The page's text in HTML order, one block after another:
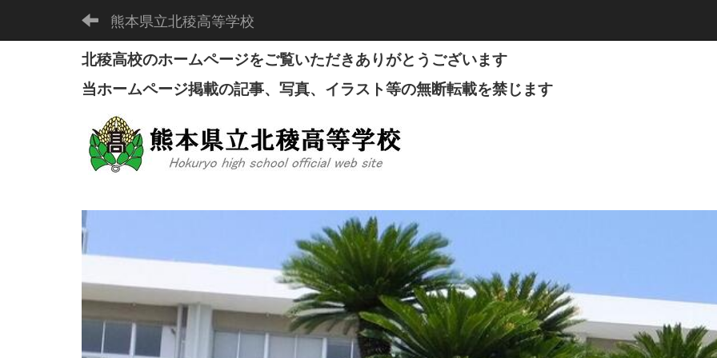
熊本県立北稜高等学校
北稜高校のホームページをご覧いただきありがとうございます
当ホームページ掲載の記事、写真、イラスト等の無断転載を禁じます